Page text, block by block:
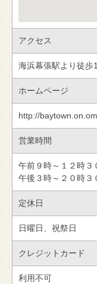
アクセス
海浜幕張駅より徒歩
ホームページ
http://
営業時間
午前９時～１２時３
午後３時～２０時３
定休日
日曜日、祝祭日
クレジットカード
利用不可